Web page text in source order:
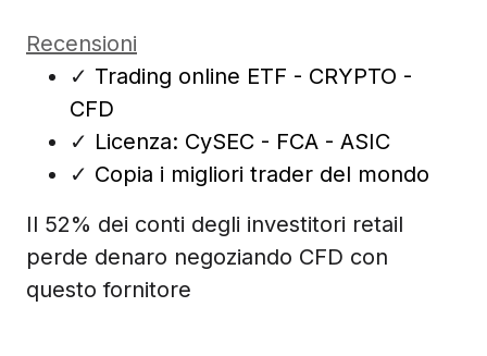
Recensioni
✓ Trading online ETF - CRYPTO -
CFD
✓ Licenza: CySEC - FCA - ASIC
✓ Copia i migliori trader del mondo
Il 52% dei conti degli investitori retail
perde denaro negoziando CFD con
questo fornitore